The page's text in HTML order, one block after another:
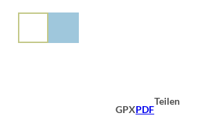
GPXPDF
Teilen